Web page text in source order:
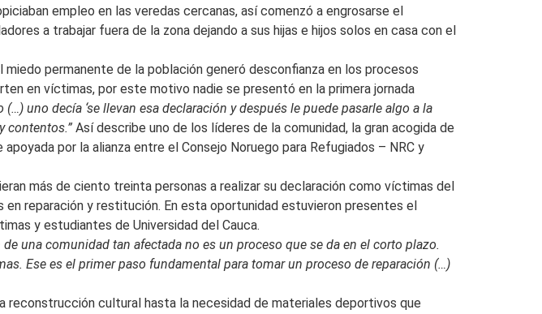
empleo en las veredas cercanas, así comenzó a engrosarse el
a trabajar fuera de la zona dejando a sus hijas e hijos solos en casa con el
permanente de la población generó desconfianza en los procesos
en víctimas, por este motivo nadie se presentó en la primera jornada
uno decía ‘se llevan esa declaración y después le puede pasarle algo a la
contentos.” Así describe uno de los líderes de la comunidad, la gran acogida de
por la alianza entre el Consejo Noruego para Refugiados – NRC y
más de ciento treinta personas a realizar su declaración como víctimas del
reparación y restitución. En esta oportunidad estuvieron presentes el
y estudiantes de Universidad del Cauca.
de una comunidad tan afectada no es un proceso que se da en el corto plazo.
Ese es el primer paso fundamental para tomar un proceso de reparación (…)
reconstrucción cultural hasta la necesidad de materiales deportivos que